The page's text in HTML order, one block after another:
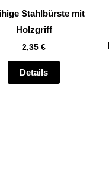
Stahlbürste mit
Holzgriff
2,35 €
Details